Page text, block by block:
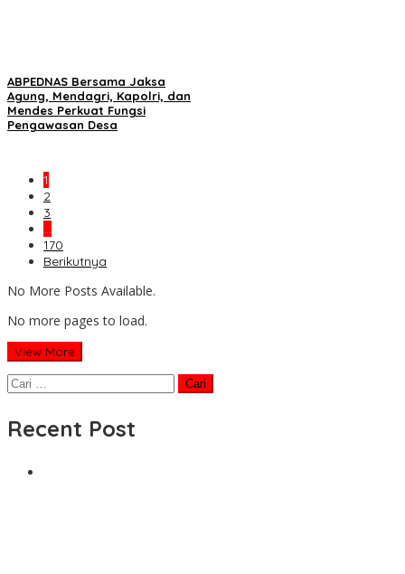
ABPEDNAS Bersama Jaksa
Agung, Mendagri, Kapolri, dan
Mendes Perkuat Fungsi
Pengawasan Desa
1
2
3
…
170
Berikutnya
No More Posts Available.
No more pages to load.
View More
Cari
untuk:
Recent Post